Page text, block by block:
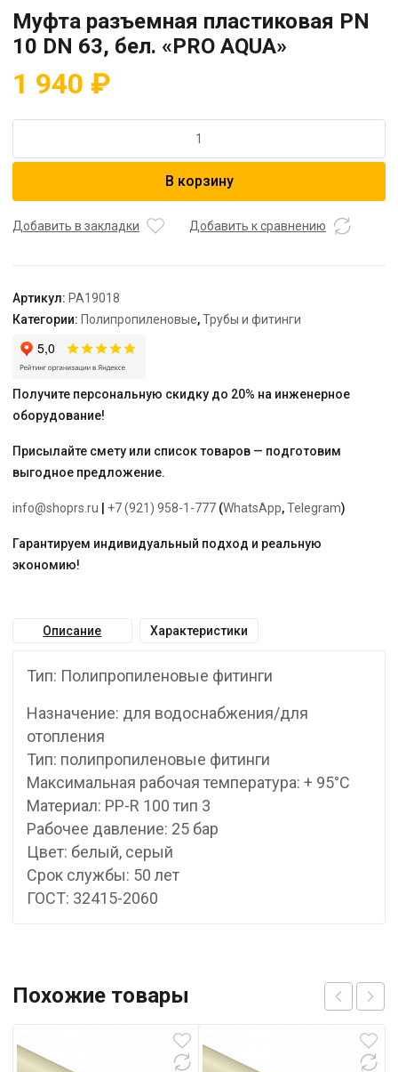
Муфта разъемная пластиковая PN
10 DN 63, бел. «PRO AQUA»
1 940 ₽
Муфта
PN
бел.
"PRO
AQUA"
В корзину
Добавить в закладки Добавить к сравнению
Артикул: PA19018
Категории: Полипропиленовые,Трубы и фитинги
Получите персональную скидку до 20% на инженерное
оборудование!
Присылайте смету или список товаров — подготовим
выгодное предложение.
info@shoprs.ru +7 (921) 958-1-777 (WhatsApp,Telegram)
Гарантируем индивидуальный подход и реальную
экономию!
Описание Характеристики
Тип: Полипропиленовые фитинги
Назначение: для водоснабжения/для
отопления
Тип: полипропиленовые фитинги
Максимальная рабочая температура: + 95°С
Материал: PP-R 100 тип 3
Рабочее давление: 25 бар
Цвет: белый, серый
Срок службы: 50 лет
ГОСТ: 32415-2060
Похожие товары